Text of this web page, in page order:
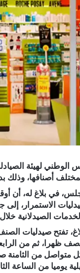
الوطني لهيئة
أصنافها، وذلك بداية من غرة
في بلاغ له، أن
الاستمرار،
الصيدلانية
تفتح صيدليات
ظهرا، ثم من
متواصل من الثامنة
يوميا من الساعة